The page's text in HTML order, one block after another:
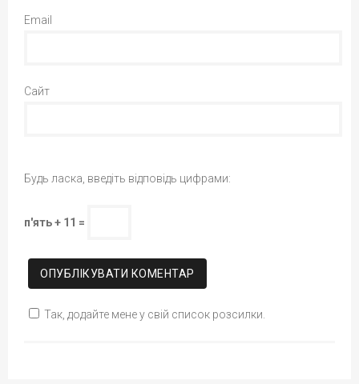
Email
Сайт
Будь ласка, введіть відповідь цифрами:
п'ять + 11 =
Так, додайте мене у свій список розсилки.